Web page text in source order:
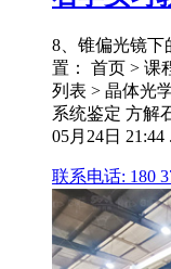
8、锥偏光镜下
置： 首页 > 课
列表 > 晶体光
系统鉴定 方解
05月24日 21:44
联系电话: 180